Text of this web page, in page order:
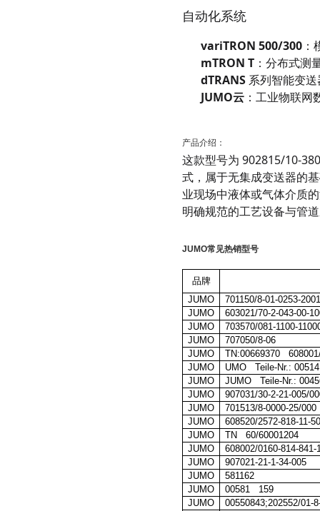
自动化系统
variTRON 500/300
mTRON T ：分布式测
dTRANS 系列智能变送
JUMO云 ：工业物联网
产品介绍：
这款型号为 902815/10-
式，属于无集成变送器的
业现场中液体或气体介质
明确规范的工艺设备与管
JUMO常见热销型号
品牌
JUMO
701150/8-01-0253-
JUMO
603021/70-2-043-00-
JUMO
703570/081-1100-
JUMO
707050/8-06
JUMO
TN:00669370
JUMO
UMO Teile-Nr.:
JUMO
JUMO Teile-Nr.:
JUMO
907031/30-2-21-005/
JUMO
701513/8-0000-25/000
JUMO
608520/2572-818-11-
JUMO
TN 60/60001204
JUMO
608002/0160-814-
JUMO
907021-21-1-34-005
JUMO
581162
JUMO
00581 159
JUMO
00550843;202552/01-